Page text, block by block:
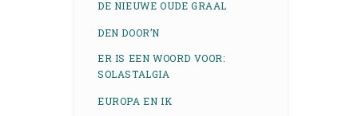
DE NIEUWE OUDE GRAAL
DEN DOOR’N
ER IS EEN WOORD VOOR:
SOLASTALGIA
EUROPA EN IK